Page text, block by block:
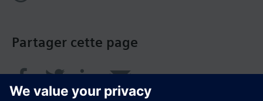
Partager cette page